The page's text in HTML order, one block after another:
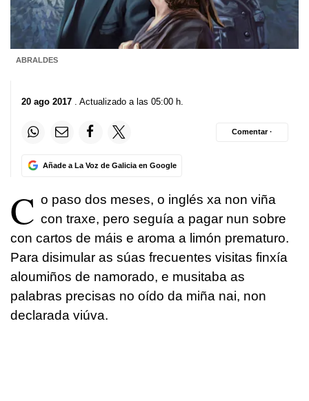
ABRALDES
20 ago 2017 . Actualizado a las 05:00 h.
Añade a La Voz de Galicia en Google
Comentar ·
C o paso dos meses, o inglés xa non viña
con traxe, pero seguía a pagar nun sobre
con cartos de máis e aroma a limón prematuro.
Para disimular as súas frecuentes visitas finxía
aloumiños de namorado, e musitaba as
palabras precisas no oído da miña nai, non
declarada viúva.